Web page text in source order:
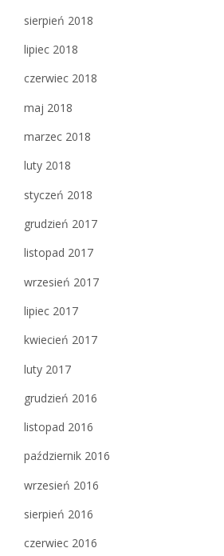
sierpień 2018
lipiec 2018
czerwiec 2018
maj 2018
marzec 2018
luty 2018
styczeń 2018
grudzień 2017
listopad 2017
wrzesień 2017
lipiec 2017
kwiecień 2017
luty 2017
grudzień 2016
listopad 2016
październik 2016
wrzesień 2016
sierpień 2016
czerwiec 2016